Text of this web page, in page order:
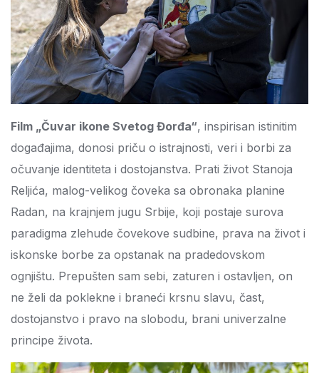
Film „Čuvar ikone Svetog Đorđa“, inspirisan istinitim
događajima, donosi priču o istrajnosti, veri i borbi za
očuvanje identiteta i dostojanstva. Prati život Stanoja
Reljića, malog-velikog čoveka sa obronaka planine
Radan, na krajnjem jugu Srbije, koji postaje surova
paradigma zlehude čovekove sudbine, prava na život i
iskonske borbe za opstanak na pradedovskom
ognjištu. Prepušten sam sebi, zaturen i ostavljen, on
ne želi da poklekne i braneći krsnu slavu, čast,
dostojanstvo i pravo na slobodu, brani univerzalne
principe života.